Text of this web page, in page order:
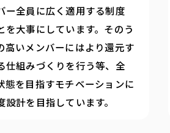
ー全員に広く適用する制度
を大事にしています。そのう
高いメンバーにはより還元す
仕組みづくりを行う等、全
態を目指すモチベーションに
計を目指しています。